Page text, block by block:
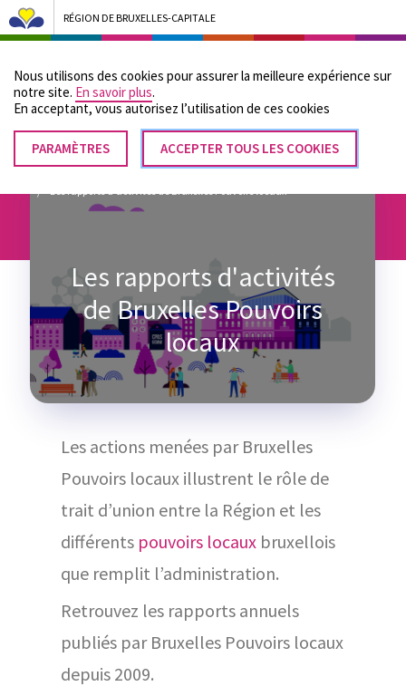
Nous utilisons des cookies pour assurer la meilleure expérience sur
notre site. En savoir plus.
En acceptant, vous autorisez lʼutilisation de ces cookies
PARAMÈTRES ACCEPTER TOUS LES COOKIES
RETIRER
LE
RÉGION DE BRUXELLES-CAPITALE
Bruxelles Pouvoirs Locaux - Aller à la page d'accueil
Menu
Fil
d'Ariane
Accueil
Notre administration
Les rapports d'activités
de Bruxelles Pouvoirs
locaux
Les actions menées par Bruxelles
Pouvoirs locaux illustrent le rôle de
trait d’union entre la Région et les
différents pouvoirs locauxbruxellois
que remplit l’administration.
Retrouvez les rapports annuels
publiés par Bruxelles Pouvoirs locaux
depuis 2009.